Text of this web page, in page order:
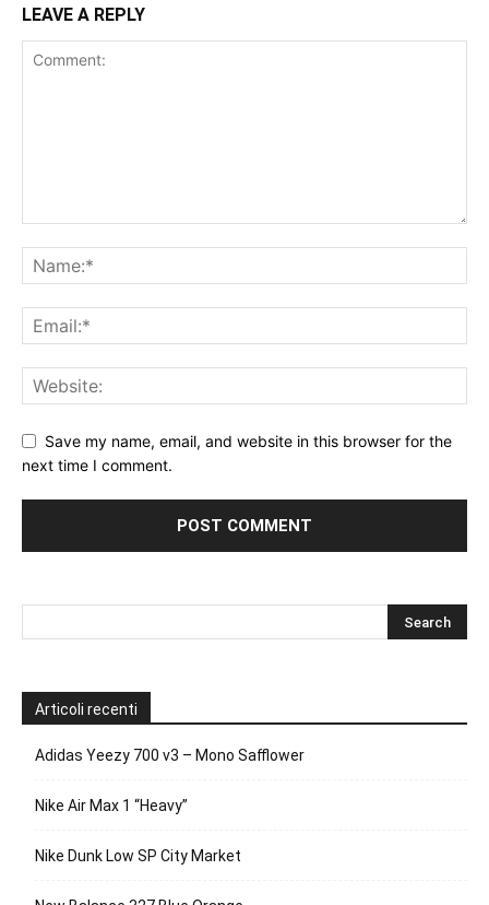
LEAVE A REPLY
Save my name, email, and website in this browser for the
next time I comment.
Articoli recenti
Adidas Yeezy 700 v3 – Mono Safflower
Nike Air Max 1 “Heavy”
Nike Dunk Low SP City Market